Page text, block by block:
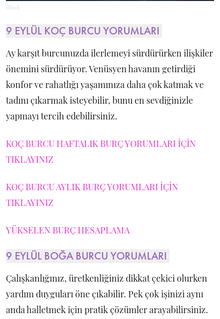
iStock
9 EYLÜL KOÇ BURCU YORUMLARI
Ay karşıt burcunuzda ilerlemeyi sürdürürken ilişkiler
önemini sürdürüyor. Venüsyen havanın getirdiği
konfor ve rahatlığı yaşamınıza daha çok katmak ve
tadını çıkarmak isteyebilir, bunu en sevdiğinizle
yapmayı tercih edebilirsiniz.
KOÇ BURCU HAFTALIK BURÇ YORUMLARI İÇİN
TIKLAYINIZ
KOÇ BURCU AYLIK BURÇ YORUMLARI İÇİN
TIKLAYINIZ
YÜKSELEN BURÇ HESAPLAMA
9 EYLÜL BOĞA BURCU YORUMLARI
Çalışkanlığınız, üretkenliğiniz dikkat çekici olurken
yardım duyguları öne çıkabilir. Pek çok işinizi aynı
anda halletmek için pratik çözümler arayabilirsiniz.